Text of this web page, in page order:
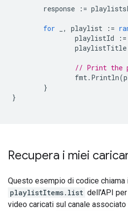
response :=
for , playlist :=
playlistId
:=
playlistTitle
// Print the
fmt. Println(
}
}
Recupera i miei
Questo esempio di codice chiama
playlistItems.list dell'API
video caricati sul canale